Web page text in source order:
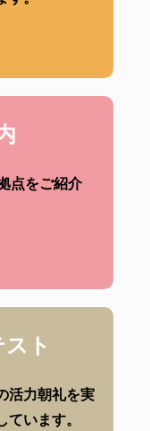
点をご紹介
ト
活力朝礼を実
います。